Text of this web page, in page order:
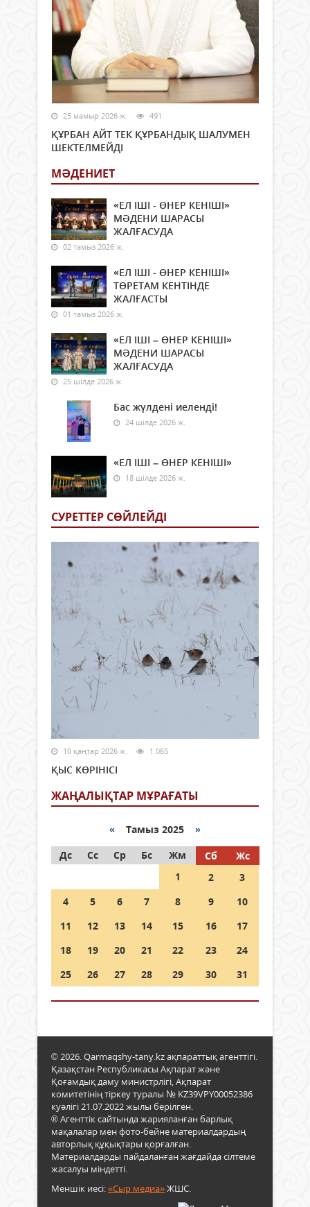
25 мамыр 2026 ж. 491
ҚҰРБАН АЙТ ТЕК ҚҰРБАНДЫҚ ШАЛУМЕН
ШЕКТЕЛМЕЙДІ
МӘДЕНИЕТ
«ЕЛ ІШІ - ӨНЕР КЕНІШІ»
МӘДЕНИ ШАРАСЫ
ЖАЛҒАСУДА
02 тамыз 2026 ж.
«ЕЛ ІШІ - ӨНЕР КЕНІШІ»
ТӨРЕТАМ КЕНТІНДЕ
ЖАЛҒАСТЫ
01 тамыз 2026 ж.
«ЕЛ ІШІ – ӨНЕР КЕНІШІ»
МӘДЕНИ ШАРАСЫ
ЖАЛҒАСУДА
25 шілде 2026 ж.
Бас жүлдені иеленді!
24 шілде 2026 ж.
«ЕЛ ІШІ – ӨНЕР КЕНІШІ»
18 шілде 2026 ж.
СУРЕТТЕР СӨЙЛЕЙДI
10 қаңтар 2026 ж. 1 065
ҚЫС КӨРІНІСІ
ЖАҢАЛЫҚТАР МҰРАҒАТЫ
« Тамыз 2025 »
Дс
Сс Ср Бс Жм Сб
Жс
1
2
3
4
5 6 7 8 9
10
11
12 13 14 15 16
17
18
19 20 21 22 23
24
25
26 27 28 29 30 31
© 2026. Qarmaqshy-tany.kz ақпараттық агенттігі.
Қазақстан Республикасы Ақпарат және
Қоғамдық даму министрлігі, Ақпарат
комитетінің тіркеу туралы № KZ39VPY00052386
куәлігі 21.07.2022 жылы берілген.
® Агенттік сайтында жарияланған барлық
мақалалар мен фото-бейне материалдардың
авторлық құқықтары қорғалған.
Материалдарды пайдаланған жағдайда сілтеме
жасалуы міндетті.
Меншік иесі:«Сыр медиа»ЖШС.